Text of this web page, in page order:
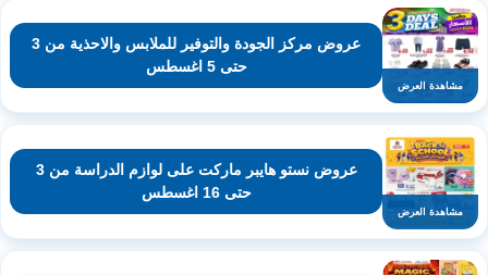
مشاهدة العرض
عروض مركز الجودة والتوفير للملابس والاحذية من 3
حتى 5 اغسطس
مشاهدة العرض
عروض نستو هايبر ماركت على لوازم الدراسة من 3
حتى 16 اغسطس